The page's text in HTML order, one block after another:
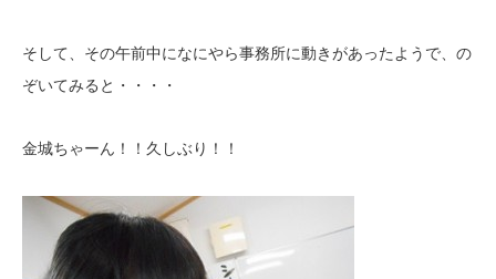
そして、その午前中になにやら事務所に動きがあったようで、の
ぞいてみると・・・・
金城ちゃーん！！久しぶり！！